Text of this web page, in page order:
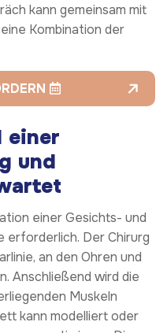
kann gemeinsam mit
Kombination der
einer
und
einer Gesichts- und
erforderlich. Der Chirurg
an den Ohren und
Anschließend wird die
Muskeln
kann modelliert oder